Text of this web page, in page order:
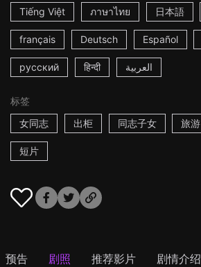
Tiếng Việt ภาษาไทย 日本語
français Deutsch Español
русский हिन्दी العربية
标签
女同志
出柜 同志子女 旅游
短片
预告 剧照 推荐影片 剧情介绍